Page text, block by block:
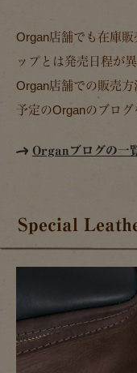
Organ店舗でも在庫
ップとは発売日程が
Organ店舗での販売
予定のOrganのブログ
Organブログの一
Special